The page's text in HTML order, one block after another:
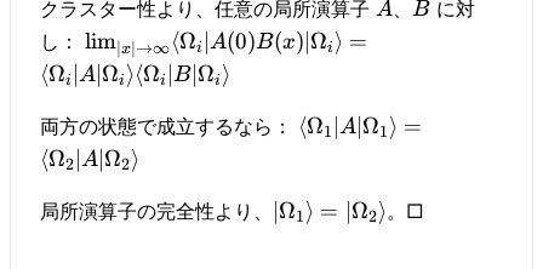
クラスター性より、任意の局所演算子 A、 Bに対
し： lim x →∞⟨Ωi A(0)B(x) Ωi ⟩ =
⟨Ωi A Ωi ⟩⟨Ωi B∣ Ωi ⟩
両方の状態で成立するなら： ⟨Ω1 A Ω1⟩ =
⟨Ω2 A Ω2⟩
局所演算子の完全性より、 Ω1⟩ = Ω2⟩。□